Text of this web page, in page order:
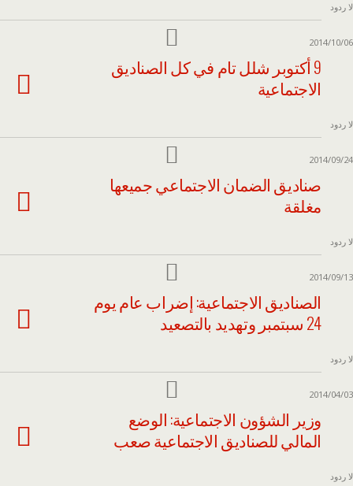
لا ردود
2014/10/06
9 أكتوبر شلل تام في كل الصناديق
الاجتماعية
لا ردود
2014/09/24
صناديق الضمان الاجتماعي جميعها
مغلقة
لا ردود
2014/09/13
الصناديق الاجتماعية: إضراب عام يوم
24 سبتمبر وتهديد بالتصعيد
لا ردود
2014/04/03
وزير الشؤون الاجتماعية: الوضع
المالي للصناديق الاجتماعية صعب
لا ردود